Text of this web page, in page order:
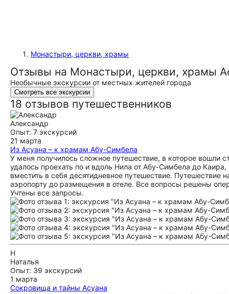
Монастыри, церкви, храмы
Отзывы на Монастыри, церкви, храмы
Необычные экскурсии от местных жителей города
Смотреть все экскурсии
18 отзывов путешественников
Александр
Опыт: 7 экскурсий
21 марта
Из Асуана – к храмам Абу-Симбела
У меня получилось сложное путешествие, в которое вошли
удалось проехать по и вдоль Нила от Абу-Симбела до
вместить в себя десятидневное путешествие. Путешествие
аэропорту до размещения в отеле. Все вопросы решены
Учтены все запросы.
Н
Наталья
Опыт: 39 экскурсий
1 марта
Сокровища и тайны Асуана